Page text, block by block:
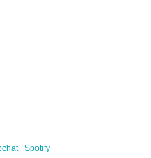
Spotify